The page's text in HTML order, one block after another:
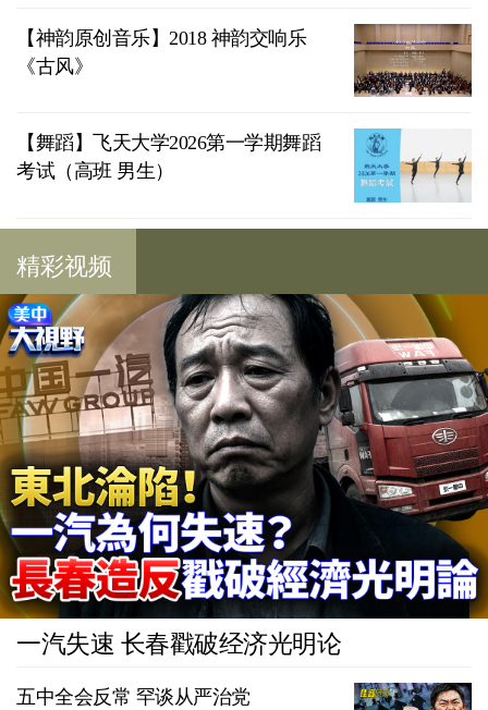
【神韵原创音乐】2018 神韵交响乐
《古风》
【舞蹈】飞天大学2026第一学期舞蹈
考试（高班 男生）
精彩视频
一汽失速 长春戳破经济光明论
五中全会反常 罕谈从严治党